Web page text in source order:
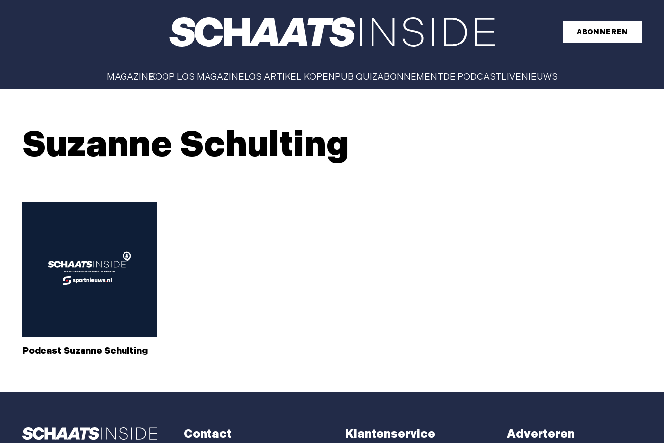
ABONNEREN
MAGAZINEKOOP LOS MAGAZINELOS ARTIKEL KOPENPUB QUIZABONNEMENTDE PODCASTLIVENIEUWS
Suzanne Schulting
Podcast Suzanne Schulting
Contact Klantenservice Adverteren